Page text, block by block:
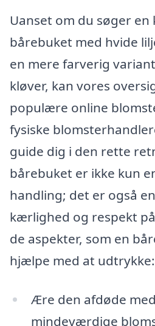
Uanset om du søger en
bårebuket med hvide
en mere farverig
kløver, kan vores
populære online
fysiske
guide dig i den rette
bårebuket er ikke kun
handling; det er også
kærlighed og respekt
de aspekter, som en
hjælpe med at udtrykke:
Ære den afdøde
mindeværdige